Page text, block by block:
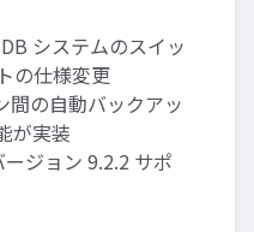
システムのスイッ
の仕様変更
の自動バックアッ
が実装
ジョン 9.2.2 サポ